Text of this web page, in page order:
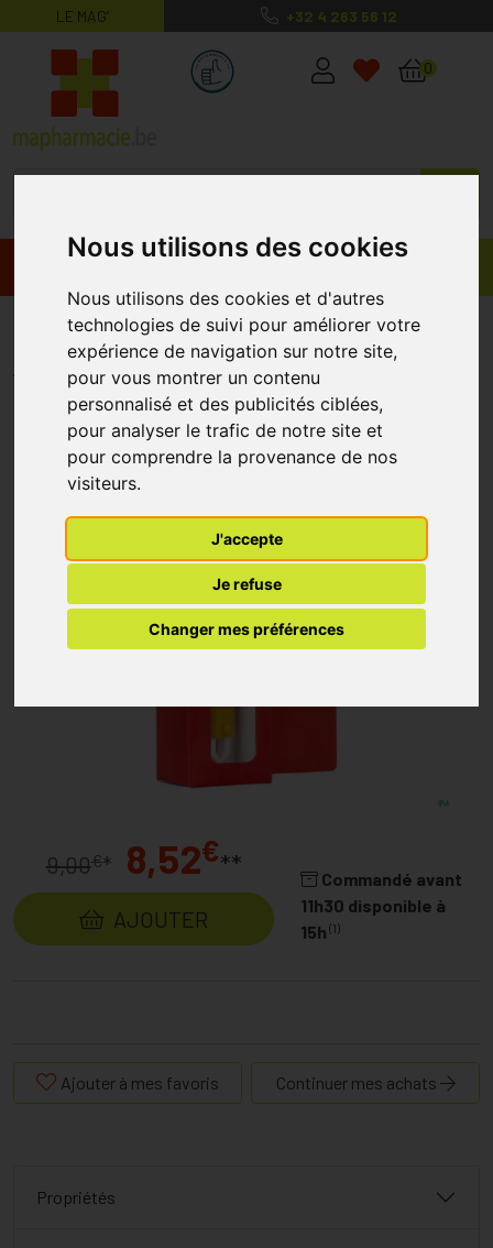
Nous utilisons des cookies
Nous utilisons des cookies et d'autres
technologies de suivi pour améliorer votre
expérience de navigation sur notre site,
pour vous montrer un contenu
personnalisé et des publicités ciblées,
pour analyser le trafic de notre site et
pour comprendre la provenance de nos
visiteurs.
J'accepte
Je refuse
Changer mes préférences
LE MAG’ +32 4 263 56 12
MaPharmacie.be ma santé, mes
0
Care Plus Tick-out Pince Tique
CARE PLUS
9,00€* 8,52€**
AJOUTER
Commandé avant
11h30 disponible à
15h (1)
Ajouter à mes favoris Continuer mes achats
Propriétés